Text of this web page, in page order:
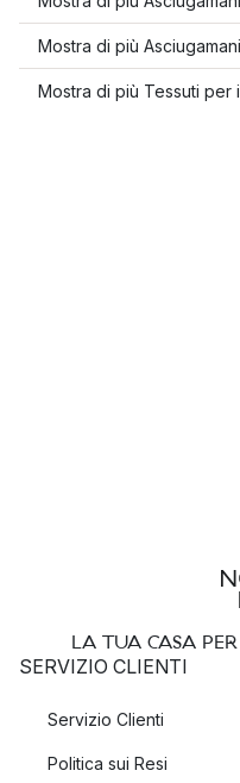
Mostra di più Asciugamani
Mostra di più Tessuti per
LA TUA CASA
SERVIZIO CLIENTI
Servizio Clienti
Politica sui Resi